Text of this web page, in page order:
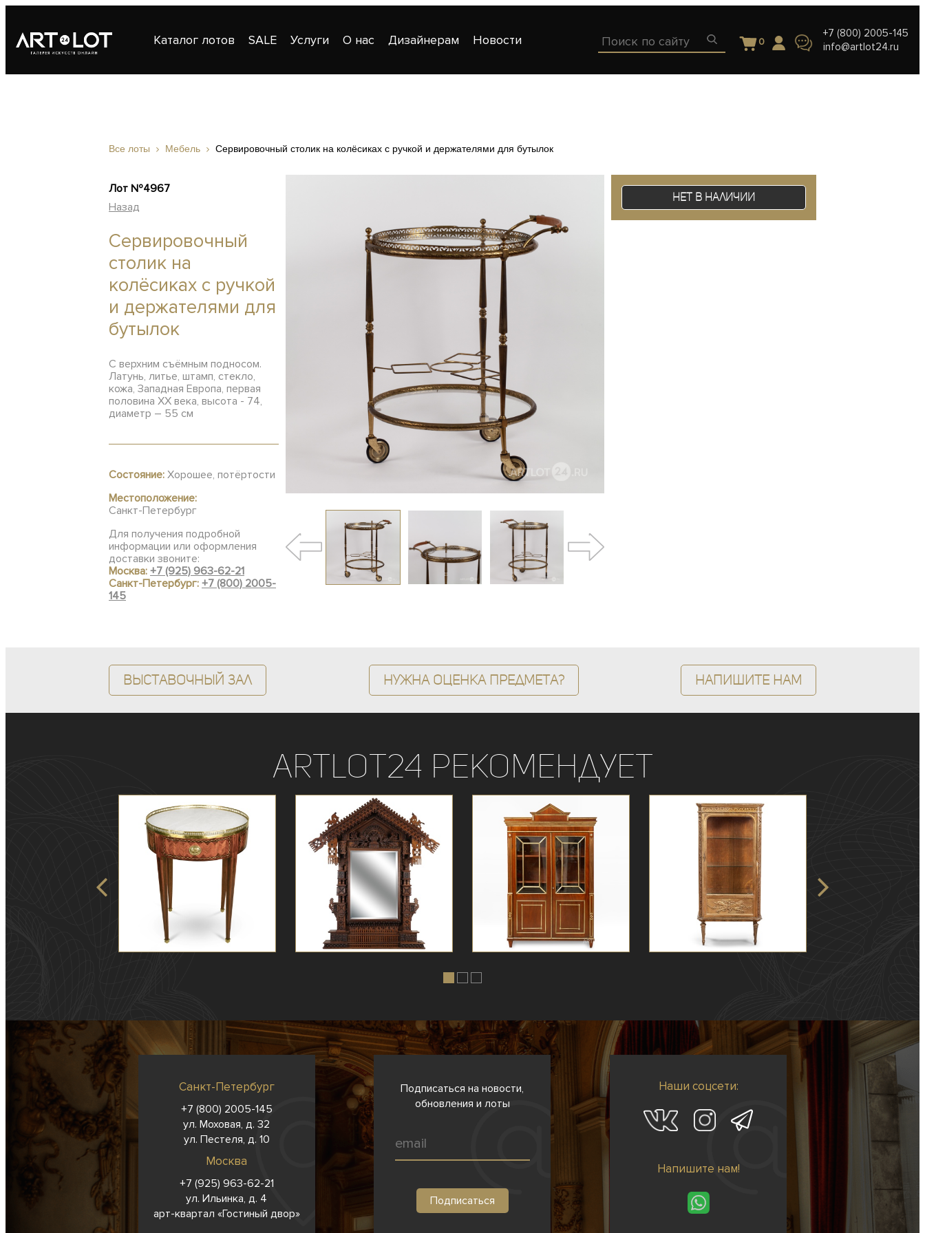
Каталог лотов SALE Услуги О нас Дизайнерам Новости 0
+7 (800) 2005-145
info@artlot24.ru
Все лоты Мебель Сервировочный столик на колёсиках с ручкой и держателями для бутылок
Лот №4967
Назад
Сервировочный
столик на
колёсиках с ручкой
и держателями для
бутылок
С верхним съёмным подносом.
Латунь, литье, штамп, стекло,
кожа, Западная Европа, первая
половина ХХ века, высота - 74,
диаметр – 55 см
Состояние: Хорошее, потёртости
Местоположение:
Санкт-Петербург
Для получения подробной
информации или оформления
доставки звоните:
Москва: +7 (925) 963-62-21
Санкт-Петербург: +7 (800) 2005-
145
Нет в наличии
Выставочный зал Нужна оценка предмета? Напишите нам
ArtLot24 рекомендует
Санкт-Петербург
+7 (800) 2005-145
ул. Моховая, д. 32
ул. Пестеля, д. 10
Москва
+7 (925) 963-62-21
ул. Ильинка, д. 4
арт-квартал «Гостиный двор»
Подписаться на новости,
обновления и лоты
Наши соцсети:
Напишите нам!